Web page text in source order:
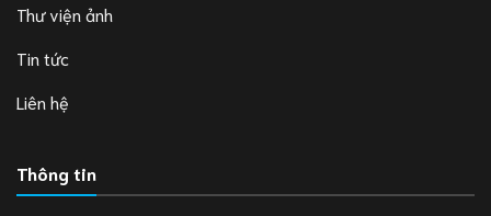
Thư viện ảnh
Tin tức
Liên hệ
Thông tin